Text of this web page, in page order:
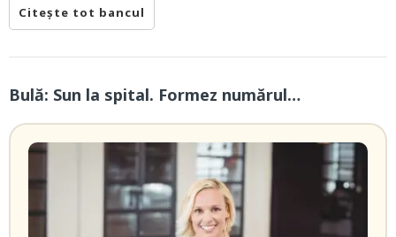
Citește tot bancul
Bulă: Sun la spital. Formez numărul…